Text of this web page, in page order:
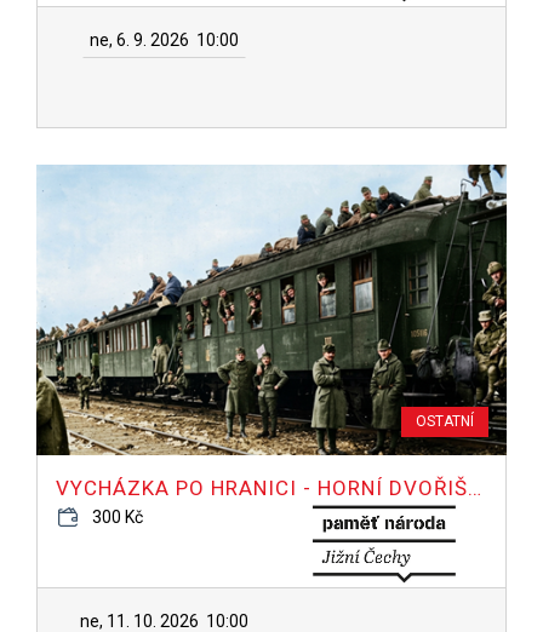
ne, 6. 9. 2026 10:00
OSTATNÍ
VYCHÁZKA PO HRANICI - HORNÍ DVOŘIŠTĚ
300 Kč
ne, 11. 10. 2026 10:00